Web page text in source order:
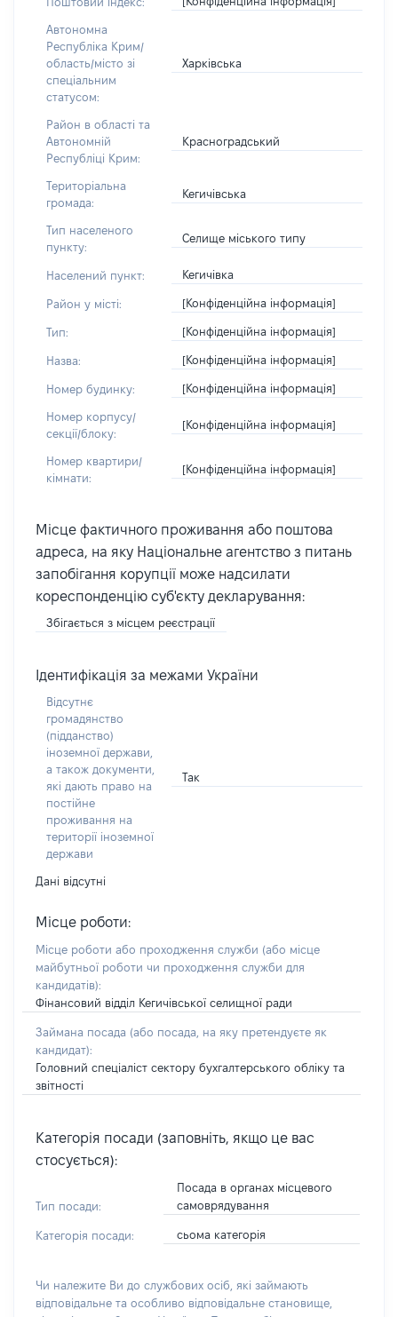
Автономна
Республіка Крим/
область/місто зі
спеціальним
статусом:
Харківська
Район в області та
Автономній
Республіці Крим:
Красноградський
Територіальна
громада:
Кегичівська
Тип населеного
пункту:
Селище міського типу
Населений пункт: Кегичівка
Район у місті: [Конфіденційна інформація]
Тип: [Конфіденційна інформація]
Назва: [Конфіденційна інформація]
Номер будинку: [Конфіденційна інформація]
Номер корпусу/
секції/блоку:
[Конфіденційна інформація]
Номер квартири/
кімнати:
[Конфіденційна інформація]
Місце фактичного проживання або поштова
адреса, на яку Національне агентство з питань
запобігання корупції може надсилати
кореспонденцію суб'єкту декларування:
Збігається з місцем реєстрації
Ідентифікація за межами України
Відсутнє
громадянство
(підданство)
іноземної держави,
а також документи,
які дають право на
постійне
проживання на
території іноземної
держави
Так
Дані відсутні
Місце роботи:
Місце роботи або проходження служби (або місце
майбутньої роботи чи проходження служби для
кандидатів):
Фінансовий відділ Кегичівської селищної ради
Займана посада (або посада, на яку претендуєте як
кандидат):
Головний спеціаліст сектору бухгалтерського обліку та
звітності
Категорія посади (заповніть, якщо це вас
стосується):
Тип посади:
Посада в органах місцевого
самоврядування
Категорія посади: сьома категорія
Чи належите Ви до службових осіб, які займають
відповідальне та особливо відповідальне становище,